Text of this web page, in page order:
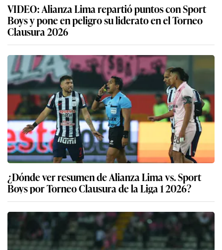
VIDEO: Alianza Lima repartió puntos con Sport
Boys y pone en peligro su liderato en el Torneo
Clausura 2026
¿Dónde ver resumen de Alianza Lima vs. Sport
Boys por Torneo Clausura de la Liga 1 2026?